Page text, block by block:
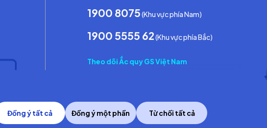
1900 8075(Khu vực phía Nam)
1900 5555 62(Khu vực phía Bắc)
Theo dõi Ắc quy GS Việt Nam
Copyright © 2014 GS Battery Vietnam Co., Ltd
Đồng ý tất cả Đồng ý một phần Từ chối tất cả